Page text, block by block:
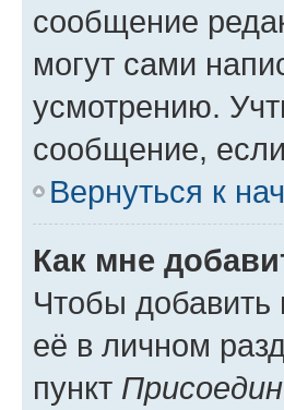
сообщение
могут сами
усмотрению.
сообщение,
Вернуться к
Как мне
Чтобы
её в личном
пункт